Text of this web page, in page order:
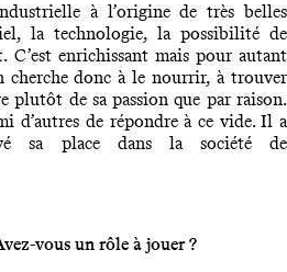
à l’origine de très belles
la technologie, la possibilité de
C’est enrichissant mais pour autant
cherche donc à le nourrir, à trouver
plutôt de sa passion que par raison.
d’autres de répondre à ce vide. Il a
sa place dans la société de
vous un rôle à jouer ?